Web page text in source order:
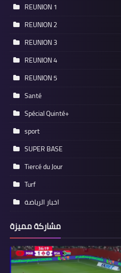
REUNION 1
REUNION 2
REUNION 3
REUNION 4
REUNION 5
Santé
Spécial Quinté+
sport
SUPER BASE
Tiercé du Jour
Turf
اخبار الرياضة
مشاركة مميزة